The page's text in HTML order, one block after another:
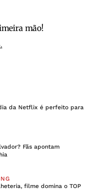
mão!
da Netflix é perfeito para
Fãs apontam
filme domina o TOP